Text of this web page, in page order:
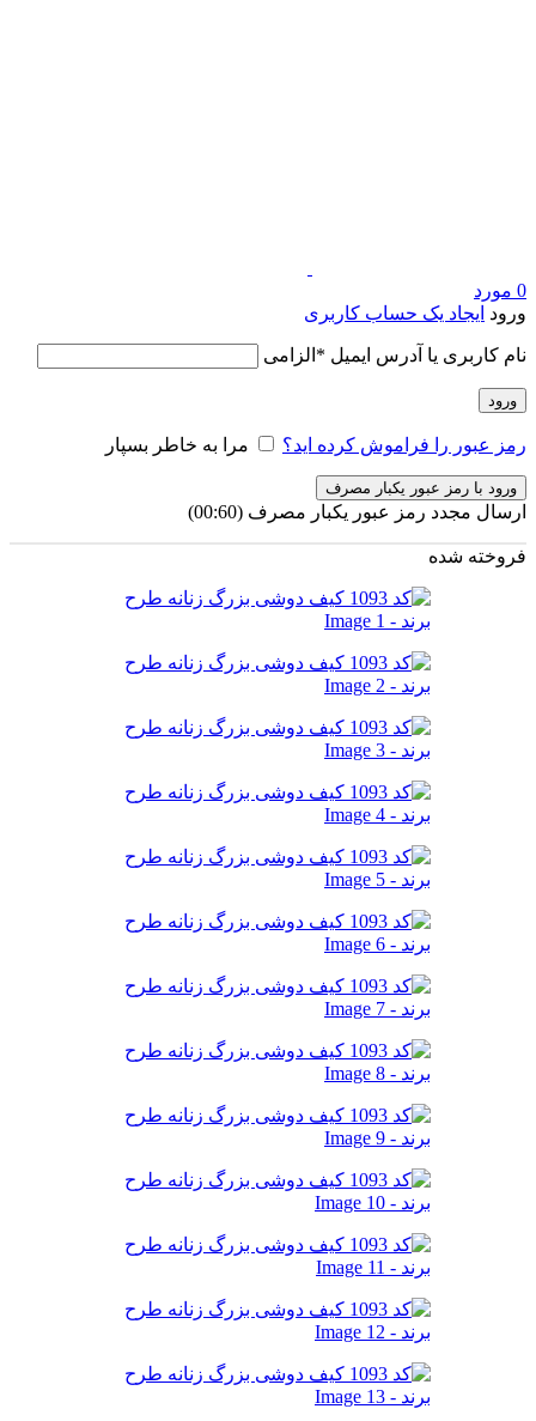
0 مورد
ورود ایجاد یک حساب کاربری
نام کاربری یا آدرس ایمیل * الزامی
ورود
رمز عبور را فراموش کرده اید؟ مرا به خاطر بسپار
ورود با رمز عبور یکبار مصرف
ارسال مجدد رمز عبور یکبار مصرف (00:
60
)
فروخته شده